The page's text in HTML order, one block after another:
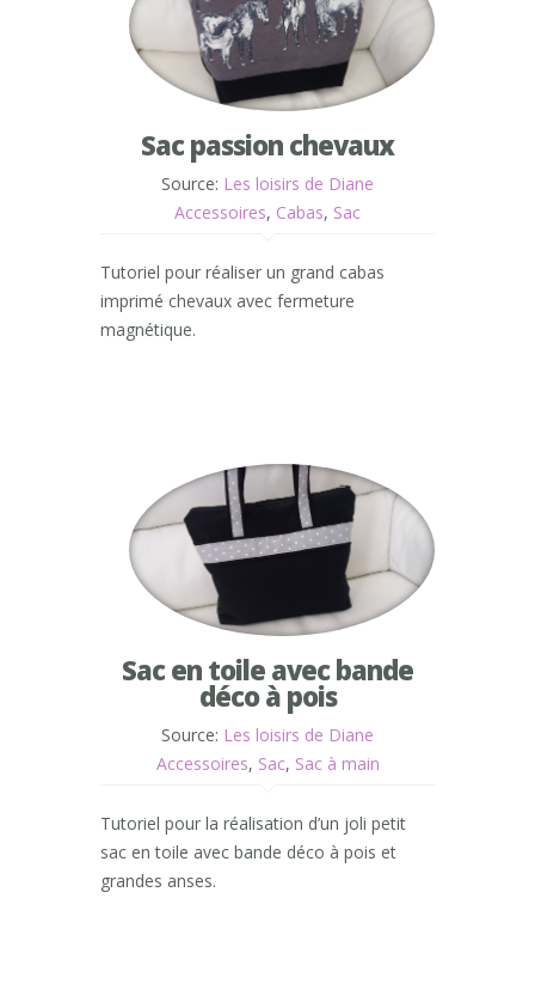
Sac passion chevaux
Source: Les loisirs de Diane
Accessoires, Cabas, Sac
Tutoriel pour réaliser un grand cabas
imprimé chevaux avec fermeture
magnétique.
Sac en toile avec bande
déco à pois
Source: Les loisirs de Diane
Accessoires, Sac, Sac à main
Tutoriel pour la réalisation d’un joli petit
sac en toile avec bande déco à pois et
grandes anses.